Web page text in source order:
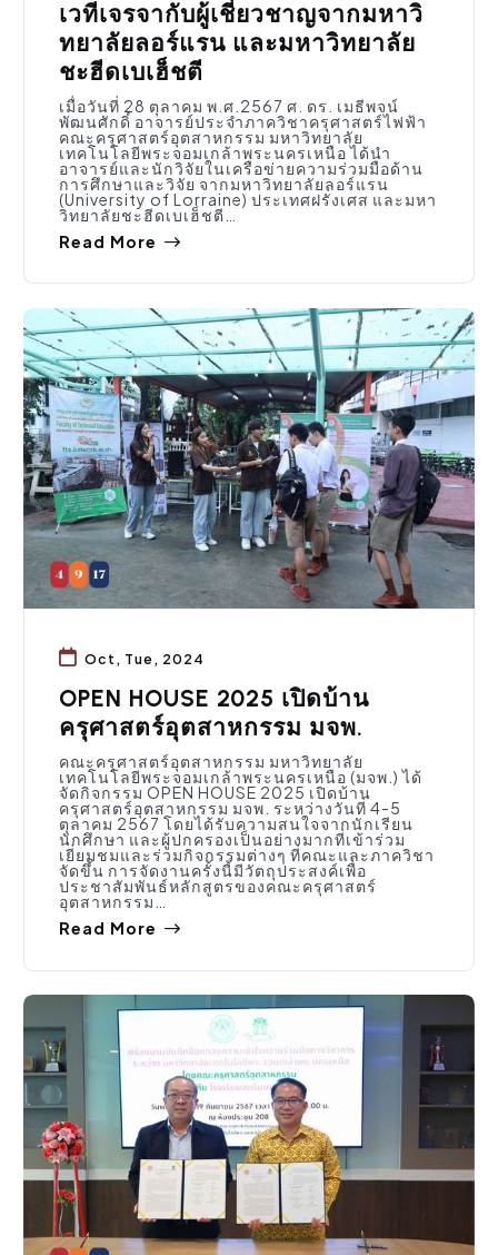
เวทีเจรจากับผู้เชี่ยวชาญจากมหาวิ
ทยาลัยลอร์แรน และมหาวิทยาลัย
ชะฮีดเบเฮ็ชตี
เมื่อวันที่ 28 ตุลาคม พ.ศ.2567 ศ. ดร. เมธีพจน์
พัฒนศักดิ์ อาจารย์ประจำภาควิชาครุศาสตร์ไฟฟ้า
คณะครุศาสตร์อุตสาหกรรม มหาวิทยาลัย
เทคโนโลยีพระจอมเกล้าพระนครเหนือ ได้นำ
อาจารย์และนักวิจัยในเครือข่ายความร่วมมือด้าน
การศึกษาและวิจัย จากมหาวิทยาลัยลอร์แรน
(University of Lorraine) ประเทศฝรั่งเศส และมหา
วิทยาลัยชะฮีดเบเฮ็ชตี…
Read More
กิจกรรมคณะ
Oct, Tue, 2024
OPEN HOUSE 2025 เปิดบ้าน
ครุศาสตร์อุตสาหกรรม มจพ.
คณะครุศาสตร์อุตสาหกรรม มหาวิทยาลัย
เทคโนโลยีพระจอมเกล้าพระนครเหนือ (มจพ.) ได้
จัดกิจกรรม OPEN HOUSE 2025 เปิดบ้าน
ครุศาสตร์อุตสาหกรรม มจพ. ระหว่างวันที่ 4-5
ตุลาคม 2567 โดยได้รับความสนใจจากนักเรียน
นักศึกษา และผู้ปกครองเป็นอย่างมากที่เข้าร่วม
เยี่ยมชมและร่วมกิจกรรมต่างๆ ที่คณะและภาควิชา
จัดขึ้น การจัดงานครั้งนี้มีวัตถุประสงค์เพื่อ
ประชาสัมพันธ์หลักสูตรของคณะครุศาสตร์
อุตสาหกรรม…
Read More
กิจกรรมคณะ